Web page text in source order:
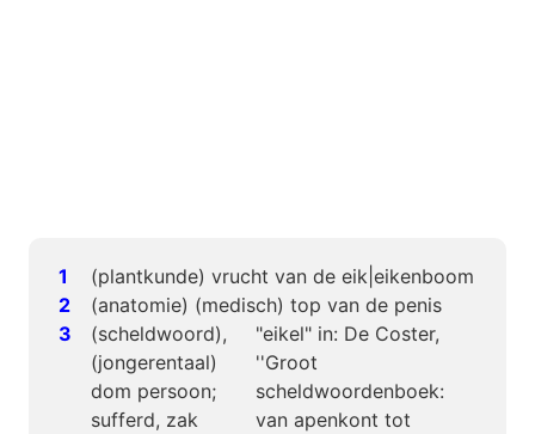
(plantkunde) vrucht van de eik|eikenboom
(anatomie) (medisch) top van de penis
(scheldwoord),
(jongerentaal)
dom persoon;
sufferd, zak
"eikel" in: De Coster,
''Groot
scheldwoordenboek:
van apenkont tot